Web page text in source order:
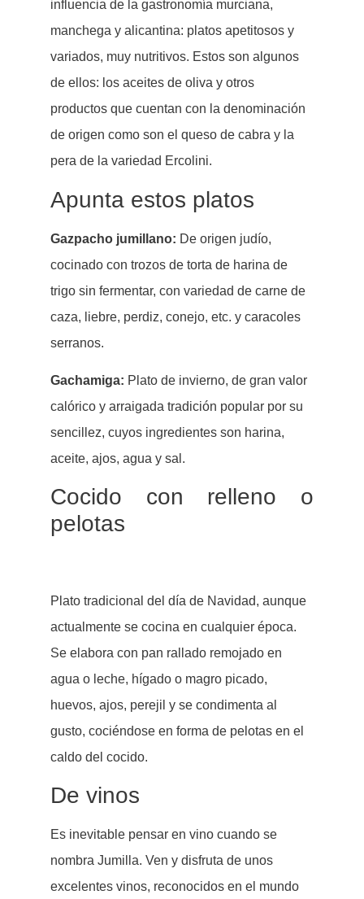
influencia de la gastronomía murciana,
manchega y alicantina: platos apetitosos y
variados, muy nutritivos. Estos son algunos
de ellos: los aceites de oliva y otros
productos que cuentan con la denominación
de origen como son el queso de cabra y la
pera de la variedad Ercolini.
Apunta estos platos
Gazpacho jumillano: De origen judío,
cocinado con trozos de torta de harina de
trigo sin fermentar, con variedad de carne de
caza, liebre, perdiz, conejo, etc. y caracoles
serranos.
Gachamiga: Plato de invierno, de gran valor
calórico y arraigada tradición popular por su
sencillez, cuyos ingredientes son harina,
aceite, ajos, agua y sal.
Cocido con relleno o
pelotas
Plato tradicional del día de Navidad, aunque
actualmente se cocina en cualquier época.
Se elabora con pan rallado remojado en
agua o leche, hígado o magro picado,
huevos, ajos, perejil y se condimenta al
gusto, cociéndose en forma de pelotas en el
caldo del cocido.
De vinos
Es inevitable pensar en vino cuando se
nombra Jumilla. Ven y disfruta de unos
excelentes vinos, reconocidos en el mundo